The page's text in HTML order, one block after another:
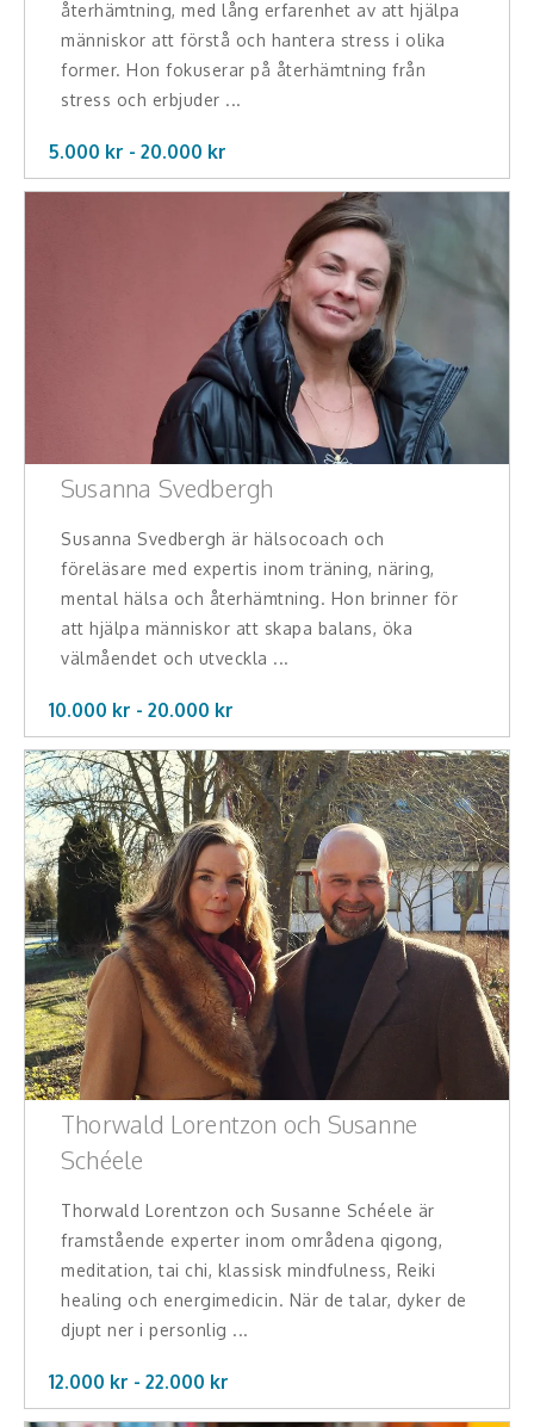
Ledarskap, medarbetarskap, HR
Miljö, hållbar utveckling
Målsättning, motivation, attityd
Pedagogik, skola, föräldraskap
Teamwork, teambuilding, relationer
Vård, omsorg, beroende
Kända personer
Företagsledare
Författare
Idrottare och äventyrare
Kända musiker
Skådespelare
Alla talare
Alla ämnen
återhämtning, med lång erfarenhet av att hjälpa
människor att förstå och hantera stress i olika
former. Hon fokuserar på återhämtning från
stress och erbjuder ...
5.000 kr - 20.000 kr
Susanna Svedbergh
Susanna Svedbergh är hälsocoach och
föreläsare med expertis inom träning, näring,
mental hälsa och återhämtning. Hon brinner för
att hjälpa människor att skapa balans, öka
välmåendet och utveckla ...
10.000 kr - 20.000 kr
Thorwald Lorentzon och Susanne
Schéele
Thorwald Lorentzon och Susanne Schéele är
framstående experter inom områdena qigong,
meditation, tai chi, klassisk mindfulness, Reiki
healing och energimedicin. När de talar, dyker de
djupt ner i personlig ...
12.000 kr - 22.000 kr